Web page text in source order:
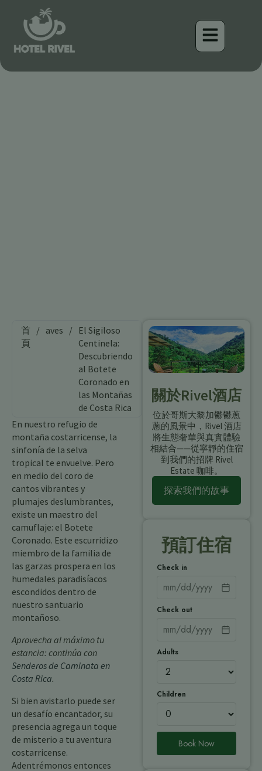
首
頁
/ aves / El Sigiloso
Centinela:
Descubriendo
al Botete
Coronado en
las Montañas
de Costa Rica
En nuestro refugio de
montaña costarricense, la
sinfonía de la selva
tropical te envuelve. Pero
en medio del coro de
cantos vibrantes y
plumajes deslumbrantes,
existe un maestro del
camuflaje: el Botete
Coronado. Este escurridizo
miembro de la familia de
las garzas prospera en los
humedales paradisíacos
escondidos dentro de
nuestro santuario
montañoso.
Aprovecha al máximo tu
estancia: continúa con
Senderos de Caminata en
Costa Rica.
Si bien avistarlo puede ser
un desafío encantador, su
presencia agrega un toque
de misterio a tu aventura
costarricense.
Adentrémonos entonces
關於Rivel酒店
位於哥斯大黎加鬱鬱蔥
蔥的風景中，Rivel 酒店
將生態奢華與真實體驗
相結合——從寧靜的住宿
到我們的招牌 Rivel
Estate 咖啡。
探索我們的故事
預訂住宿
Check in
Check out
Adults
Children
Book Now